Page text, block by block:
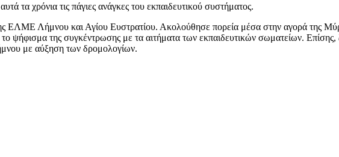
τα χρόνια τις πάγιες ανάγκες του εκπαιδευτικού συστήματος.
ΕΛΜΕ Λήμνου και Αγίου Ευστρατίου. Ακολούθησε πορεία μέσα στην αγορά της
της συγκέντρωσης με τα αιτήματα των εκπαιδευτικών σωματείων. Επίσης,
με αύξηση των δρομολογίων.